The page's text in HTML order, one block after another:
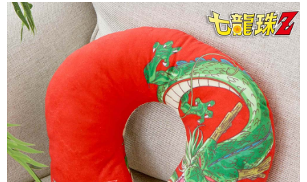
後付繳納相關費用。
※ 交易是否成功請以「AFTEE先享後付 」之結帳頁面顯示為準，若有關於
是否繳費成功／繳費後需取消欲退款等相關疑問，請聯繫「AFTEE先享後付
客戶支援中心」
https://netprotections.freshdesk.com/support/home
【注意事項】
１．透過由恩沛科技股份有限公司提供之「AFTEE先享後付」服務完成之交
易，需依本服務之必要範圍內提供個人資料，並將交易相關給付款項請求債
權轉讓予恩沛科技股份有限公司。
２．關於個人資料處理事宜，請瀏覽以下網址：
https://aftee.tw/terms/#terms3
３．未成年的使用者請事先徵得法定代理人或監護人之同意方可使用
「AFTEE先享後付」，若未經同意申辦者引起之損失，本公司不負相關責
任。
４．使用「AFTEE先享後付」時，將依據個別帳號之用戶狀況，依本公司即
付款後7-11取貨
每筆NT$60，滿NT$499(含以上)免運費
宅配
每筆NT$120，滿NT$499(含以上)免運費
海外宅配 查看運費